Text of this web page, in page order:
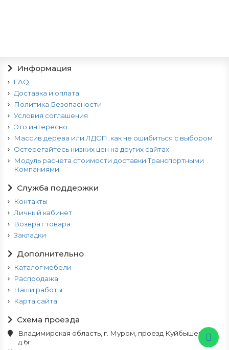
Информация
FAQ
Доставка и оплата
Политика Безопасности
Условия соглашения
Это интересно
Массив дерева или ЛДСП: как не ошибиться с выбором
Остерегайтесь низких цен на других сайтах
Модуль расчета стоимости доставки Транспортными
Компаниями
Служба поддержки
Контакты
Личный кабинет
Возврат товара
Закладки
Дополнительно
Каталог мебели
Распродажа
Наши работы
Карта сайта
Схема проезда
Владимирская область, г. Муром, проезд Куйбышева,
д.6г